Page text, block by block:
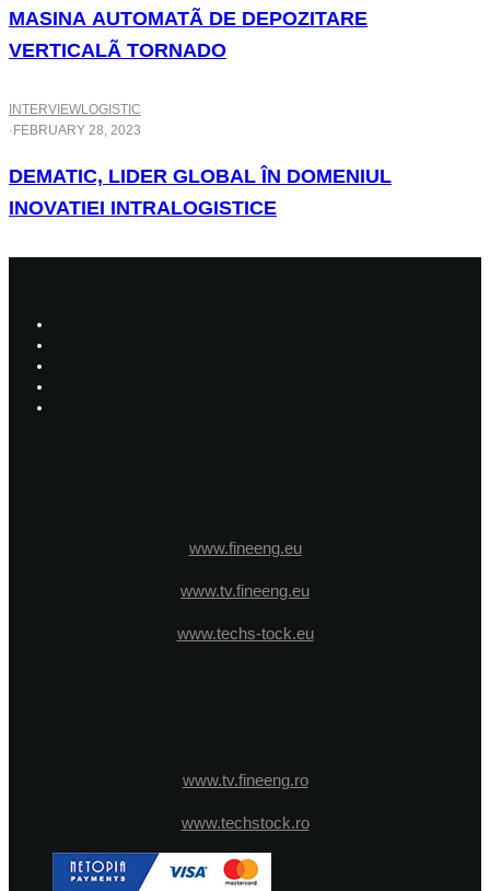
MASINA AUTOMATÃ DE DEPOZITARE
VERTICALÃ TORNADO
INTERVIEWLOGISTIC
· FEBRUARY 28, 2023
DEMATIC, LIDER GLOBAL ÎN DOMENIUL
INOVATIEI INTRALOGISTICE
www.fineeng.eu
www.tv.fineeng.eu
www.techs-tock.eu
www.tv.fineeng.ro
www.techstock.ro